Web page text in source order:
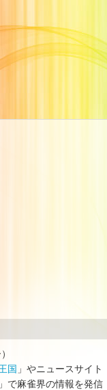
国 」やニュースサイト
」で麻雀界の情報を発信